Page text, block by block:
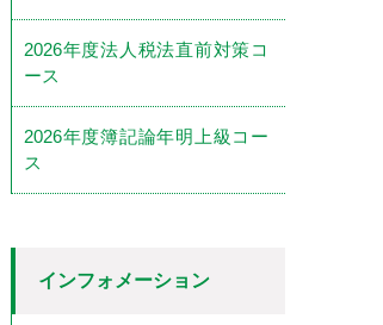
2026年度法人税法直前対策コ
ース
2026年度簿記論年明上級コー
ス
インフォメーション